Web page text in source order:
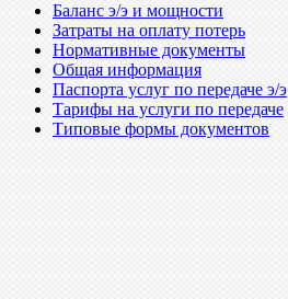
Баланс э/э и мощности
Затраты на оплату потерь
Нормативные документы
Общая информация
Паспорта услуг по передаче э/э
Тарифы на услуги по передаче
Типовые формы документов